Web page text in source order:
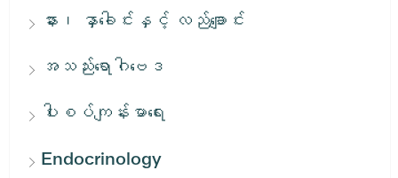
နား၊ နှာခေါင်းနှင့် လည်ချောင်း
အသည်းရောဂါဗေဒ
ပါးစပ်ကျန်းမာရေး
Endocrinology